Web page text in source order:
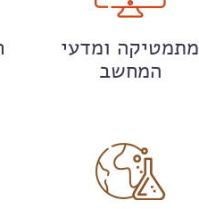
מתמטיקה ומדעי
המחשב